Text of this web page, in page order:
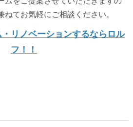
てお気軽にご相談ください。
リノベーションするならロル
フ！！